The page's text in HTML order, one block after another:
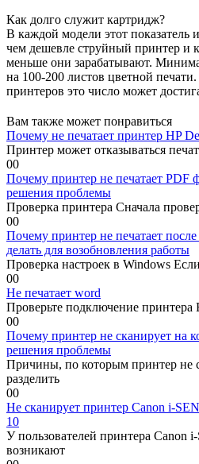
Как долго служит картридж?
В каждой модели этот показатель
чем дешевле струйный принтер и
меньше они зарабатывают.
на 100-200 листов цветной
принтеров это число может
Вам также может понравиться
Почему не печатает принтер HP
Принтер может отказываться
00
Почему принтер не печатает PDF
решения проблемы
Проверка принтера Сначала
00
Почему принтер не печатает
делать для возобновления работы
Проверка настроек в Windows
00
Не печатает word
Проверьте подключение принтера
00
Почему принтер не сканирует на
решения проблемы
Причины, по которым принтер не
разделить
00
Не сканирует принтер Canon i-
10
У пользователей принтера Canon
возникают